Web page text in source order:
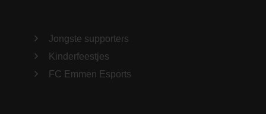
Jongste supporters
Kinderfeestjes
FC Emmen Esports